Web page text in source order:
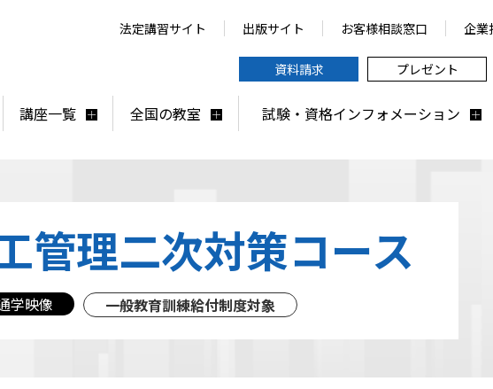
講座一覧 全国の教室 試験・資格インフォメーション
企業
法定講習サイト 出版サイト お客様相談窓口
資料請求 プレゼント
管理二次対策コース
学映像 一般教育訓練給付制度対象